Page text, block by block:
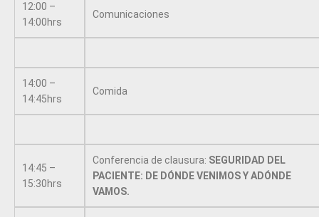
12:00 –
14:00hrs
Comunicaciones
14:00 –
14:45hrs
Comida
14:45 –
15:30hrs
Conferencia de clausura: SEGURIDAD DEL
PACIENTE: DE DÓNDE VENIMOS Y ADÓNDE
VAMOS.